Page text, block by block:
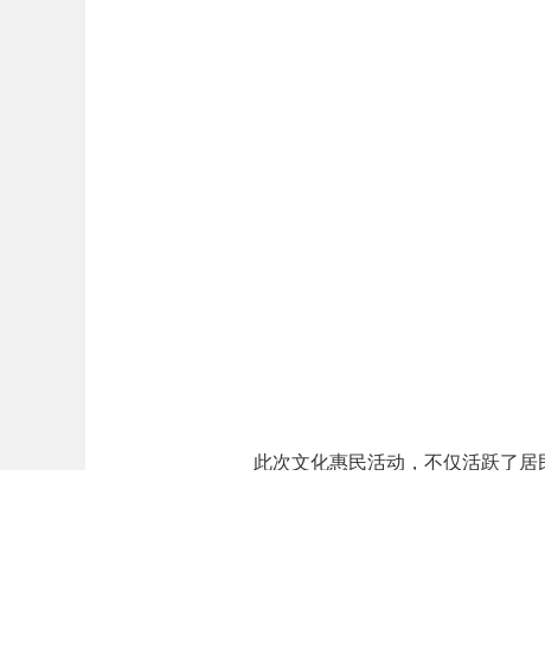
此次文化惠民活动，不仅活跃了